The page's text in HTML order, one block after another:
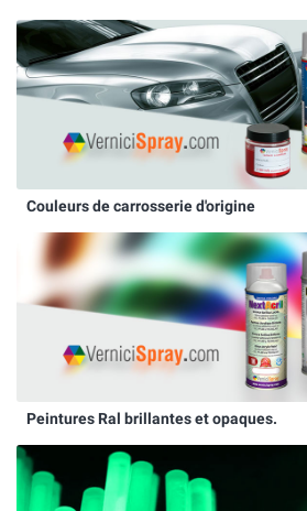
Couleurs de carrosserie d'origine
Peintures Ral brillantes et opaques.